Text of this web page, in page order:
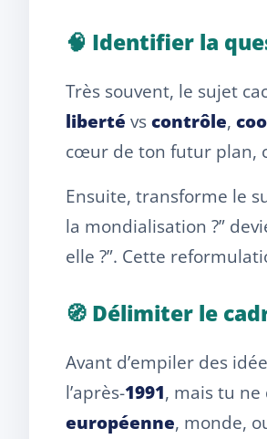
🧠 Identifier la
Très souvent, le sujet
liberté vs contrôle,
cœur de ton futur plan,
Ensuite, transforme le
la mondialisation ?”
elle ?”. Cette
🧭 Délimiter le
Avant d’empiler des
l’après-1991, mais tu ne
européenne, monde,